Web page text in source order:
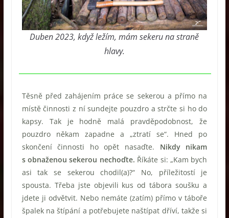
Duben 2023, když ležím, mám sekeru na straně
hlavy.
Těsně před zahájením práce se sekerou a přímo na
místě činnosti z ní sundejte pouzdro a strčte si ho do
kapsy. Tak je hodně malá pravděpodobnost, že
pouzdro někam zapadne a „ztratí se“. Hned po
skončení činnosti ho opět nasaďte. Nikdy nikam
s obnaženou sekerou nechoďte. Říkáte si: „Kam bych
asi tak se sekerou chodil(a)?“ No, příležitostí je
spousta. Třeba jste objevili kus od tábora soušku a
jdete ji odvětvit. Nebo nemáte (zatím) přímo v táboře
špalek na štípání a potřebujete naštípat dříví, takže si